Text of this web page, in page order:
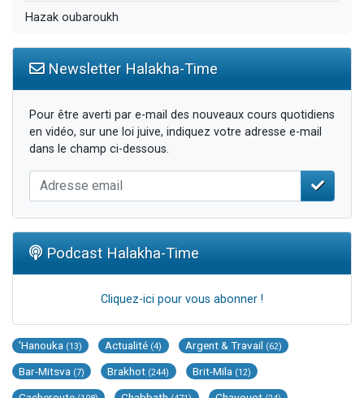
Hazak oubaroukh
Newsletter Halakha-Time
Pour être averti par e-mail des nouveaux cours quotidiens
en vidéo, sur une loi juive, indiquez votre adresse e-mail
dans le champ ci-dessous.
Podcast Halakha-Time
Cliquez-ici pour vous abonner !
'Hanouka (13) Actualité (4) Argent & Travail (62)
Bar-Mitsva (7) Brakhot (244) Brit-Mila (12)